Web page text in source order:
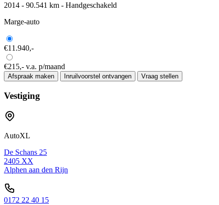
2014 - 90.541 km - Handgeschakeld
Marge-auto
€11.940,-
€215,- v.a. p/maand
Afspraak maken Inruilvoorstel ontvangen Vraag stellen
Vestiging
AutoXL
De Schans 25
2405 XX
Alphen aan den Rijn
0172 22 40 15